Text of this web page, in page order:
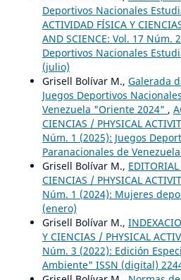
Deportivos Nacionales
ACTIVIDAD FÍSICA Y
AND SCIENCE: Vol. 17 Núm.
Deportivos Nacionales
(julio)
Grisell Bolívar M., Galerada
Juegos Deportivos
Venezuela "Oriente 2024" ,
CIENCIAS / PHYSICAL
Núm. 1 (2025): Juegos
Paranacionales de
Grisell Bolívar M., EDITORIAL
CIENCIAS / PHYSICAL
Núm. 1 (2024): Mujeres
(enero)
Grisell Bolívar M.,
Y CIENCIAS / PHYSICAL
Núm. 3 (2022): Edición
Ambiente" ISSN (digital)